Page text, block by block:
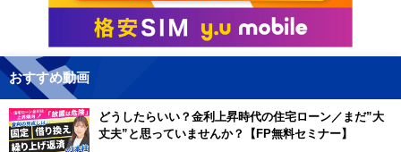
おすすめ動画
どうしたらいい？金利上昇時代の住宅ローン／まだ”大
丈夫”と思っていませんか？【FP無料セミナー】